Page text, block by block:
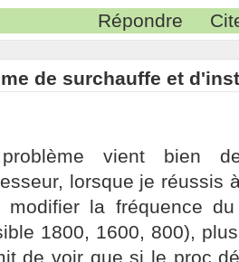
Répondre
de surchauffe et
vient bien
lorsque je réussis
la fréquence du
1800, 1600, 800),
de voir que si le proc